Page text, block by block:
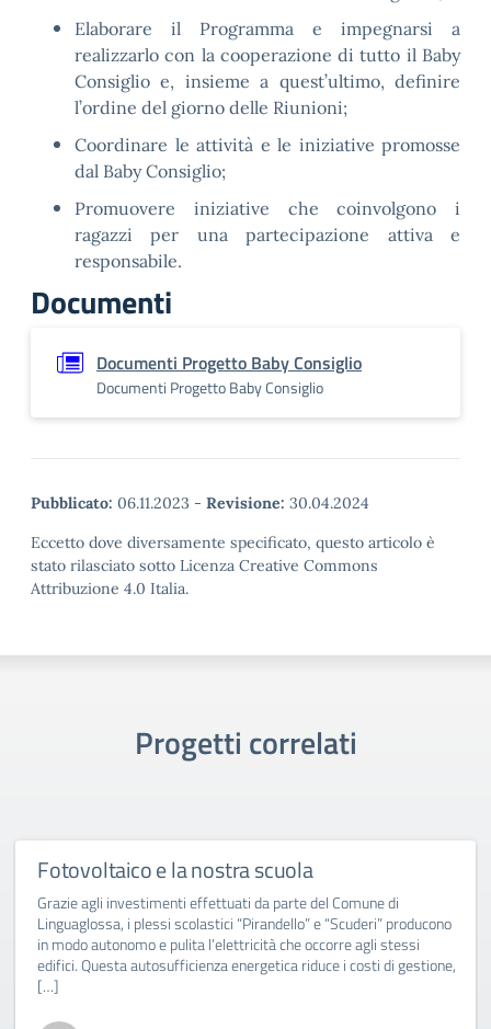
Elaborare il Programma e impegnarsi a
realizzarlo con la cooperazione di tutto il Baby
Consiglio e, insieme a quest’ultimo, definire
l’ordine del giorno delle Riunioni;
Coordinare le attività e le iniziative promosse
dal Baby Consiglio;
Promuovere iniziative che coinvolgono i
ragazzi per una partecipazione attiva e
responsabile.
Documenti
Documenti Progetto Baby Consiglio
Documenti Progetto Baby Consiglio
Pubblicato: 06.11.2023 - Revisione: 30.04.2024
Eccetto dove diversamente specificato, questo articolo è
stato rilasciato sotto Licenza Creative Commons
Attribuzione 4.0 Italia.
Progetti correlati
Fotovoltaico e la nostra scuola
Grazie agli investimenti effettuati da parte del Comune di
Linguaglossa, i plessi scolastici “Pirandello” e “Scuderi” producono
in modo autonomo e pulita l’elettricità che occorre agli stessi
edifici. Questa autosufficienza energetica riduce i costi di gestione,
[…]